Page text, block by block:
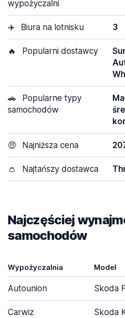
wypożyczalni
✈️ Biura na lotnisku 3
🔥 Popularni dostawcy
🚗
Popularne typy
samochodów
🤑 Najniższa cena
👛 Najtańszy dostawca
Najczęściej
samochodów
Wypożyczalnia Model
Autounion Skoda
Carwiz Skoda